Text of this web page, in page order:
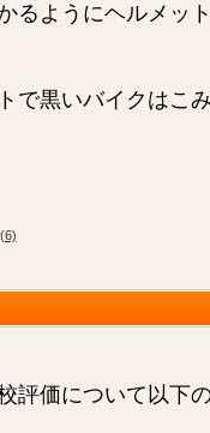
るようにヘルメッ
で黒いバイクはこ
評価について以下